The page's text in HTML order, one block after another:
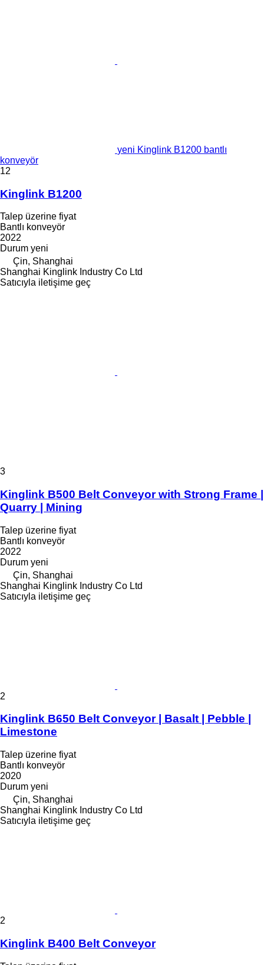
yeni Kinglink B1200 bantlı
konveyör
12
Kinglink B1200
Talep üzerine fiyat
Bantlı konveyör
2022
Durum yeni
Çin, Shanghai
Shanghai Kinglink Industry Co Ltd
Satıcıyla iletişime geç
3
Kinglink B500 Belt Conveyor with Strong Frame |
Quarry | Mining
Talep üzerine fiyat
Bantlı konveyör
2022
Durum yeni
Çin, Shanghai
Shanghai Kinglink Industry Co Ltd
Satıcıyla iletişime geç
2
Kinglink B650 Belt Conveyor | Basalt | Pebble |
Limestone
Talep üzerine fiyat
Bantlı konveyör
2020
Durum yeni
Çin, Shanghai
Shanghai Kinglink Industry Co Ltd
Satıcıyla iletişime geç
2
Kinglink B400 Belt Conveyor